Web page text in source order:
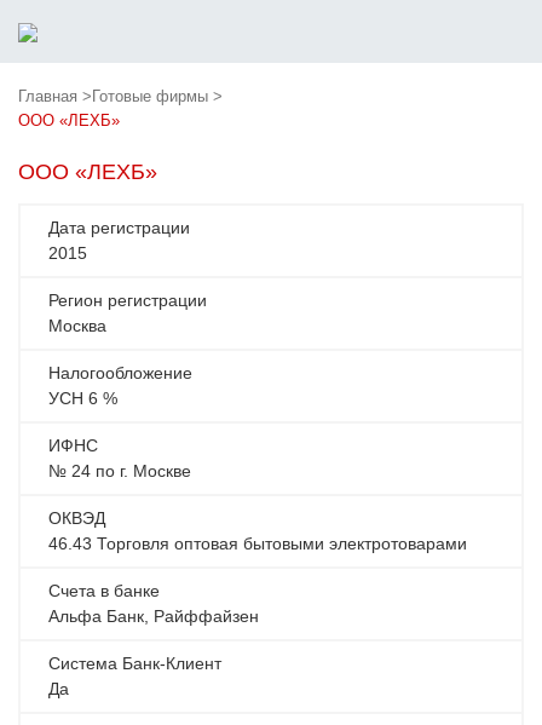
Главная > Готовые фирмы >
ООО «ЛЕХБ»
ООО «ЛЕХБ»
Дата регистрации
2015
Регион регистрации
Москва
Налогообложение
УСН 6 %
ИФНС
№ 24 по г. Москве
ОКВЭД
46.43 Торговля оптовая бытовыми электротоварами
Счета в банке
Альфа Банк, Райффайзен
Система Банк-Клиент
Да